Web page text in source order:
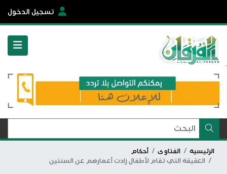
تسجيل الدخول
الرئيسية الفتاوى
أحكام
العقيقة التي تقام لأطفال زادت أعمارهم عن السنتين